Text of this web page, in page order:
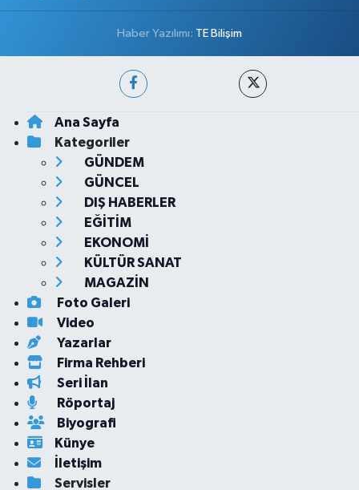
Haber Yazılımı: TE Bilişim
Ana Sayfa
Kategoriler
GÜNDEM
GÜNCEL
DIŞ HABERLER
EĞİTİM
EKONOMİ
KÜLTÜR SANAT
MAGAZİN
Foto Galeri
Video
Yazarlar
Firma Rehberi
Seri İlan
Röportaj
Biyografi
Künye
İletişim
Servisler